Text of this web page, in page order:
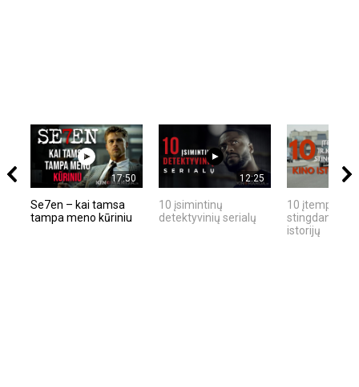
17:50
Se7en – kai tamsa
tampa meno kūriniu
12:25
10 įsimintinų
detektyvinių serialų
10 įtemptų,
stingdančių
istorijų